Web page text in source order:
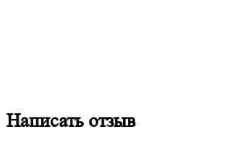
Написать отзыв